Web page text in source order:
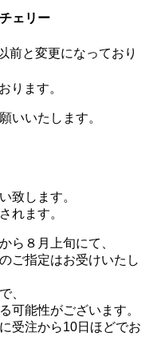
ェリー
前と変更になっており
ります。
いいたします。
致します。
れます。
ら８月上旬にて、
ご指定はお受けいたし
、
可能性がございます。
受注から10日ほどでお